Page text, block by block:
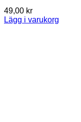
49,00 kr
Lägg i varukorg